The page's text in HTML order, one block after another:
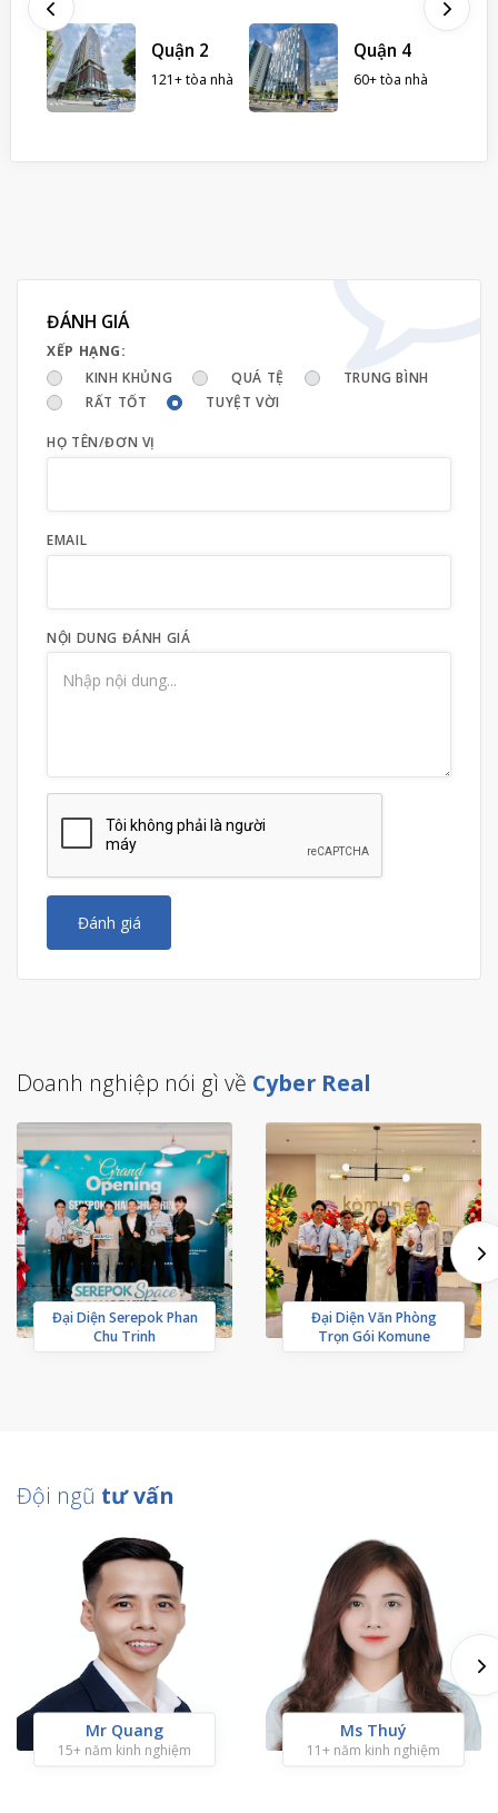
Quận 2
121+ tòa nhà
Quận 4
60+ tòa nhà
ĐÁNH GIÁ
XẾP HẠNG:
KINH KHỦNG
QUÁ TỆ
TRUNG BÌNH
RẤT TỐT
TUYỆT VỜI
HỌ TÊN/ĐƠN VỊ
EMAIL
NỘI DUNG ĐÁNH GIÁ
Đánh giá
Doanh nghiệp nói gì về Cyber Real
Đại Diện Serepok Phan
Chu Trinh
Đại Diện Văn Phòng
Trọn Gói Komune
Đội ngũ tư vấn
Mr Quang
15+ năm kinh nghiệm
Ms Thuý
11+ năm kinh nghiệm